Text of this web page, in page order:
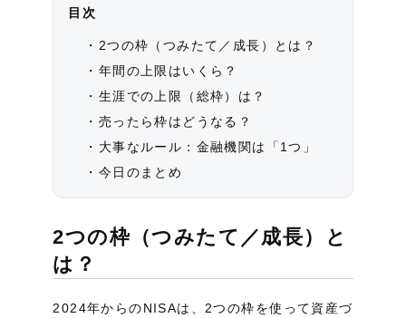
目次
2つの枠（つみたて／成長）とは？
年間の上限はいくら？
生涯での上限（総枠）は？
売ったら枠はどうなる？
大事なルール：金融機関は「1つ」
今日のまとめ
2つの枠（つみたて／成長）と
は？
2024年からのNISAは、2つの枠を使って資産づ